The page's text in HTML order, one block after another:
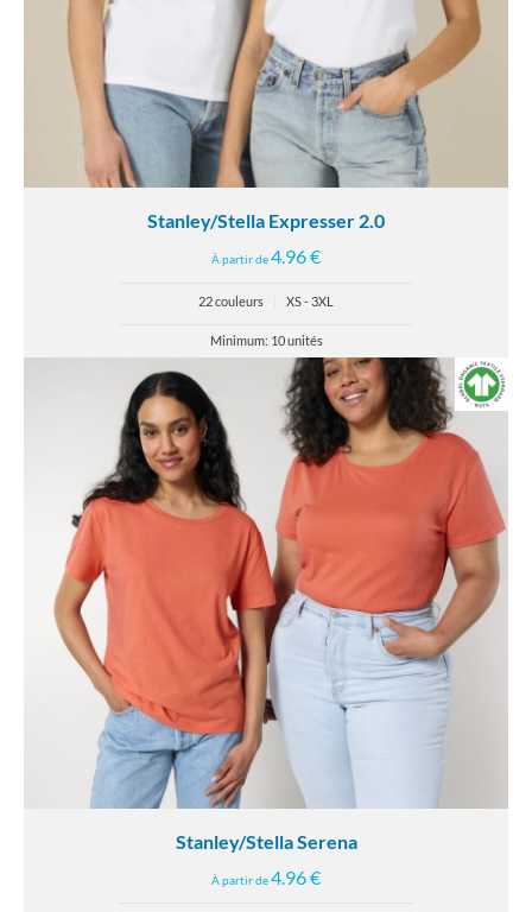
Stanley/Stella Expresser 2.0
À partir de4.96 €
22 couleurs XS - 3XL
Minimum: 10 unités
Stanley/Stella Serena
À partir de4.96 €